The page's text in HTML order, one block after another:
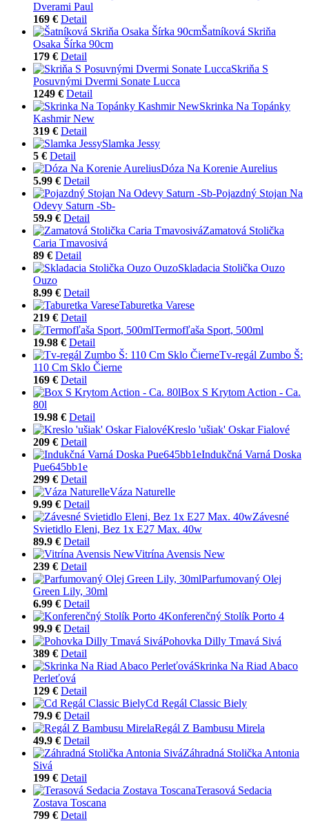
Dverami Paul
169 € Detail
Šatníková Skriňa
Osaka Šírka 90cm
179 € Detail
Skriňa S
Posuvnými Dvermi Sonate Lucca
1249 € Detail
Skrinka Na Topánky
Kashmir New
319 € Detail
Slamka Jessy
5 € Detail
Dóza Na Korenie Aurelius
5.99 € Detail
Pojazdný Stojan Na
Odevy Saturn -Sb-
59.9 € Detail
Zamatová Stolička
Caria Tmavosivá
89 € Detail
Skladacia Stolička Ouzo
Ouzo
8.99 € Detail
Taburetka Varese
219 € Detail
Termofľaša Sport, 500ml
19.98 € Detail
Tv-regál Zumbo Š:
110 Cm Sklo Čierne
169 € Detail
Box S Krytom Action - Ca.
80l
19.98 € Detail
Kreslo 'ušiak' Oskar Fialové
209 € Detail
Indukčná Varná Doska
Pue645bb1e
299 € Detail
Váza Naturelle
9.99 € Detail
Závesné
Svietidlo Eleni, Bez 1x E27 Max. 40w
89.9 € Detail
Vitrína Avensis New
239 € Detail
Parfumovaný Olej
Green Lily, 30ml
6.99 € Detail
Konferenčný Stolík Porto 4
99.9 € Detail
Pohovka Dilly Tmavá Sivá
389 € Detail
Skrinka Na Riad Abaco
Perleťová
129 € Detail
Cd Regál Classic Biely
79.9 € Detail
Regál Z Bambusu Mirela
49.9 € Detail
Záhradná Stolička Antonia
Sivá
199 € Detail
Terasová Sedacia
Zostava Toscana
799 € Detail